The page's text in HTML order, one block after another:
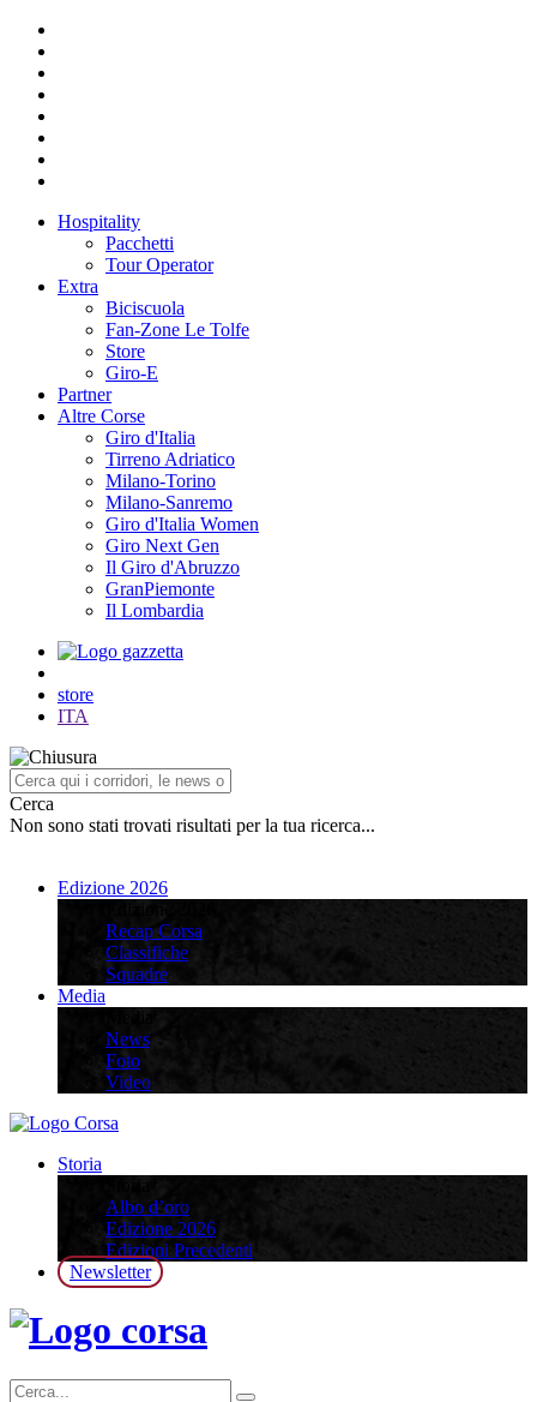
Hospitality
Pacchetti
Tour Operator
Extra
Biciscuola
Fan-Zone Le Tolfe
Store
Giro-E
Partner
Altre Corse
Giro d'Italia
Tirreno Adriatico
Milano-Torino
Milano-Sanremo
Giro d'Italia Women
Giro Next Gen
Il Giro d'Abruzzo
GranPiemonte
Il Lombardia
store
ITA
Cerca
Non sono stati trovati risultati per la tua ricerca...
Edizione 2026
Recap Corsa
Classifiche
Squadre
Media
News
Foto
Video
Storia
Albo d’oro
Edizione 2026
Edizioni Precedenti
Newsletter